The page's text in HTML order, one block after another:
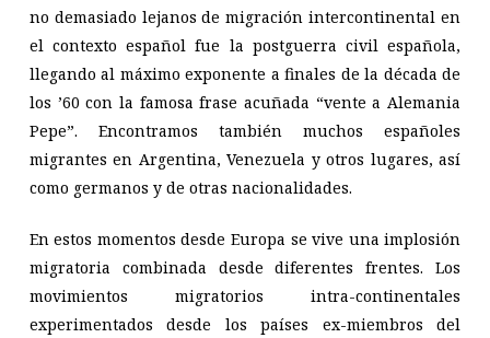
no demasiado lejanos de migración intercontinental en
el contexto español fue la postguerra civil española,
llegando al máximo exponente a finales de la década de
los ’60 con la famosa frase acuñada “vente a Alemania
Pepe”. Encontramos también muchos españoles
migrantes en Argentina, Venezuela y otros lugares, así
como germanos y de otras nacionalidades.
En estos momentos desde Europa se vive una implosión
migratoria combinada desde diferentes frentes. Los
movimientos migratorios intra-continentales
experimentados desde los países ex-miembros del